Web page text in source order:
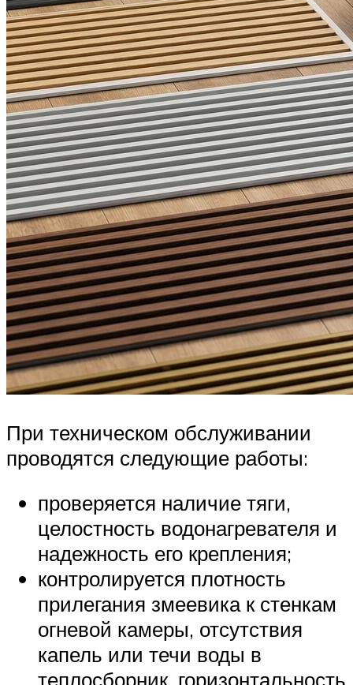
При техническом обслуживании
проводятся следующие работы:
проверяется наличие тяги,
целостность водонагревателя и
надежность его крепления;
контролируется плотность
прилегания змеевика к стенкам
огневой камеры, отсутствия
капель или течи воды в
теплосборник, горизонтальность